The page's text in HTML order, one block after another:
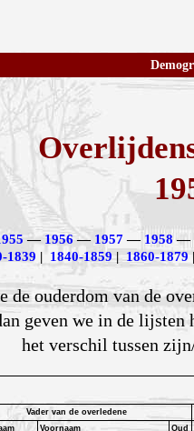
—1956— 1957— 1958—
1839 | 1840-1859 |1860-1879
de ouderdom van de
geven we in de
het verschil tussen
Vader van de overledene
Voornaam Oud